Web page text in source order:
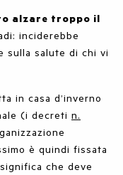
alzare troppo il
inciderebbe
sulla salute di chi vi
in casa d’inverno
(i decreti n.
è quindi fissata
che deve